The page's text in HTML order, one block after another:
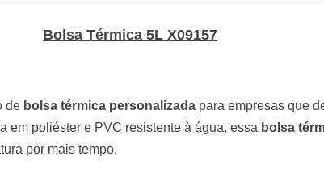
Bolsa Térmica 5L X09157
de bolsa térmica personalizada para empresas que
em poliéster e PVC resistente à água, essa bolsa
por mais tempo.